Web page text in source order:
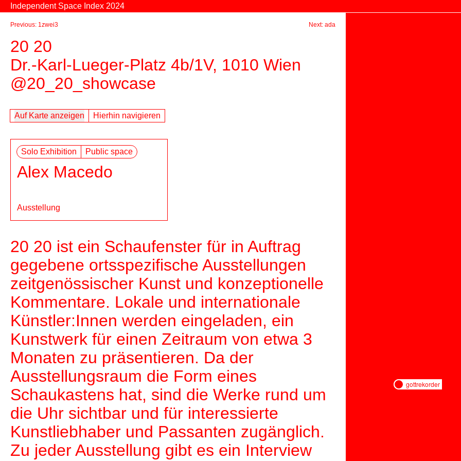
Zum Inhalt springen
Independent Space Index 2024
Previous: 1zwei3 Next: ada
20 20
Dr.-Karl-Lueger-Platz 4b/1V, 1010 Wien
@20_20_showcase
Auf Karte anzeigen Hierhin navigieren
Solo Exhibition Public space
Alex Macedo
Ausstellung
20 20 ist ein Schaufenster für in Auftrag
gegebene ortsspezifische Ausstellungen
zeitgenössischer Kunst und konzeptionelle
Kommentare. Lokale und internationale
Künstler:Innen werden eingeladen, ein
Kunstwerk für einen Zeitraum von etwa 3
Monaten zu präsentieren. Da der
Ausstellungsraum die Form eines
Schaukastens hat, sind die Werke rund um
die Uhr sichtbar und für interessierte
Kunstliebhaber und Passanten zugänglich.
Zu jeder Ausstellung gibt es ein Interview
gottrekorder